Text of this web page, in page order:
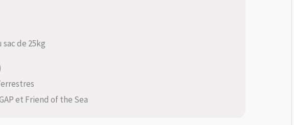
de 25kg
et Friend of the Sea